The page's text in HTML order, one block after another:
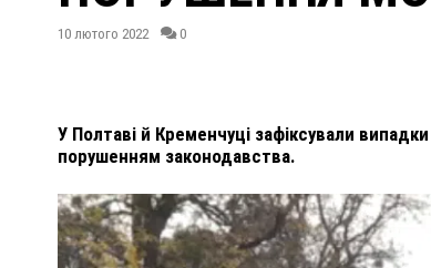
10 лютого 2022 0
У Полтаві й Кременчуці зафіксували
порушенням законодавства.